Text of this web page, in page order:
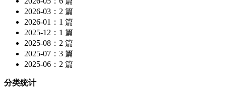
2026-03：2 篇
2026-01：1 篇
2025-12：1 篇
2025-08：2 篇
2025-07：3 篇
2025-06：2 篇
分类统计